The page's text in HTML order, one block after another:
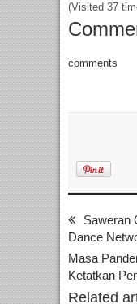
(Visited 37
comments
Saweran
Dance
Masa
Ketatkan
Related